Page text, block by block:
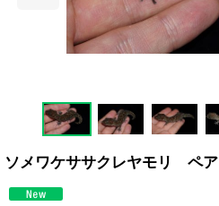
ソメワケササクレヤモリ ペア